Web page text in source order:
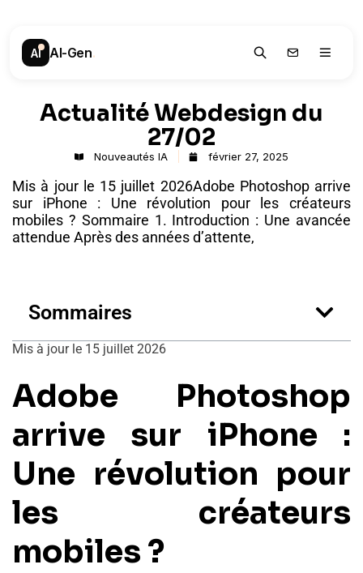
AI AI-Gen.
Actualité Webdesign du
27/02
Nouveautés IA février 27, 2025
Mis à jour le 15 juillet 2026Adobe Photoshop arrive
sur iPhone : Une révolution pour les créateurs
mobiles ? Sommaire 1. Introduction : Une avancée
attendue Après des années d’attente,
Sommaires
Mis à jour le 15 juillet 2026
Adobe Photoshop
arrive sur iPhone :
Une révolution pour
les créateurs
mobiles ?